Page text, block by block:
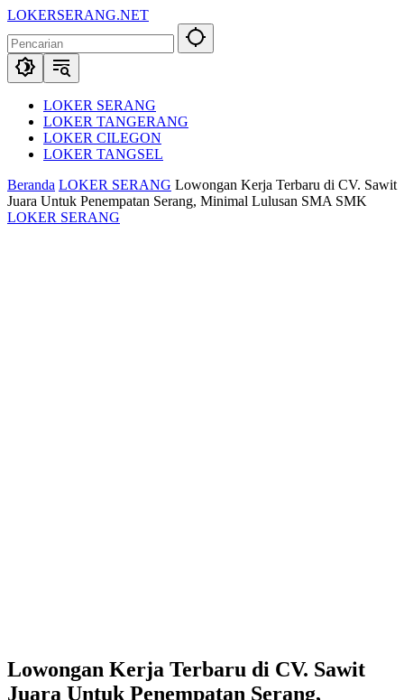
Langsung
konten
LOKERSERANG.NET
Lowongan
Kerja
Serang
SekitarnyaLOKER SERANG
LOKER TANGERANG
LOKER CILEGON
LOKER TANGSEL
Beranda LOKER SERANG Lowongan Kerja Terbaru di CV. Sawit
Juara Untuk Penempatan Serang, Minimal Lulusan SMA SMK
LOKER SERANG
Lowongan Kerja Terbaru di CV. Sawit
Juara Untuk Penempatan Serang,